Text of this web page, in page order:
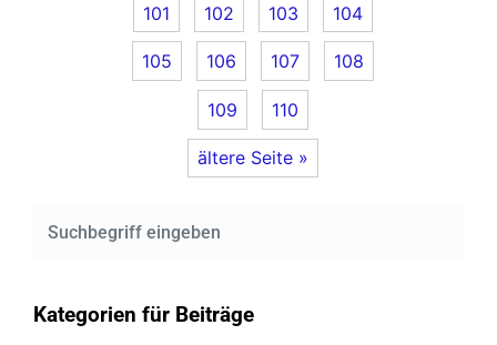
101 102 103 104
105 106 107 108
109 110
ältere Seite »
Kategorien für Beiträge